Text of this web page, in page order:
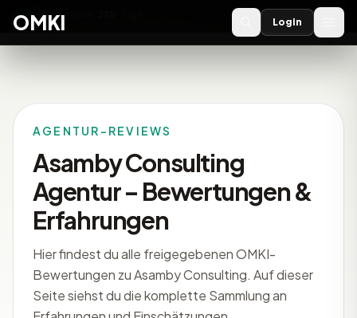
OMKI 2027
OMKI Login
AGENTUR-REVIEWS
Asamby Consulting
Agentur – Bewertungen &
Erfahrungen
Hier findest du alle freigegebenen OMKI-
Bewertungen zu Asamby Consulting. Auf dieser
Seite siehst du die komplette Sammlung an